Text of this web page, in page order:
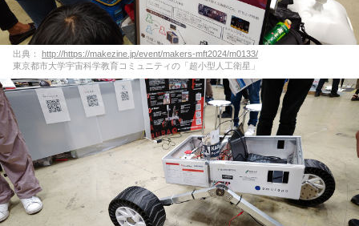
出典：
http://https://makezine.jp/event/makers-mft2024/m0133/
東京都市大学宇宙科学教育コミュニティの「超小型人工衛星」